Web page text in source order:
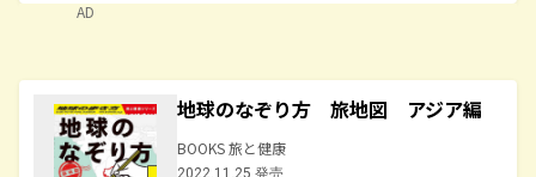
AD
地球のなぞり方 旅地図 アジア編
BOOKS 旅と健康
2022.11.25 発売